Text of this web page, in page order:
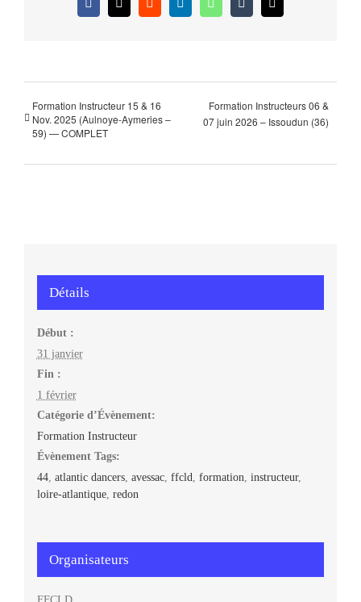
Facebook
X RedditLinkedInWhatsAppTumblrEmail
Formation Instructeur 15 & 16
Nov. 2025 (Aulnoye-Aymeries –
59) — COMPLET
Formation Instructeurs 06 &
07 juin 2026 – Issoudun (36)
Détails
Début :
31 janvier
Fin :
1 février
Catégorie d’Évènement:
Formation Instructeur
Évènement Tags:
44, atlantic dancers, avessac, ffcld, formation, instructeur,
loire-atlantique, redon
Organisateurs